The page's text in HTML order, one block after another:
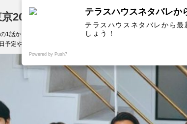
2019-2020のインフォメーション
1話から最新話までのネタバレや未公開動画まとめ、山ちゃんねる
予定や地上波放送予定日も最新情報をお届けします。
テラスハウスネタバレか
テラスハウスネタバレから
しょう！
Powered by Push7